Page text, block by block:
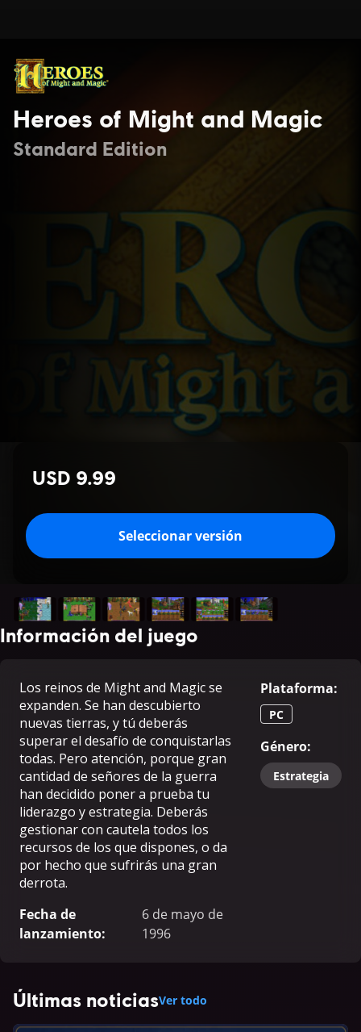
Heroes of Might and Magic
Standard Edition
USD 9.99
Seleccionar versión
Información del juego
Los reinos de Might and Magic se
expanden. Se han descubierto
nuevas tierras, y tú deberás
superar el desafío de conquistarlas
todas. Pero atención, porque gran
cantidad de señores de la guerra
han decidido poner a prueba tu
liderazgo y estrategia. Deberás
gestionar con cautela todos los
recursos de los que dispones, o da
por hecho que sufrirás una gran
derrota.
Fecha de
lanzamiento:
6 de mayo de
1996
Plataforma:
PC
Género:
Estrategia
Últimas noticiasVer todo